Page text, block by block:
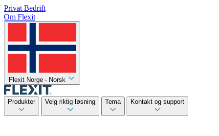
Privat Bedrift
Om Flexit
Flexit Norge - Norsk
Produkter Velg riktig løsning Tema Kontakt og support